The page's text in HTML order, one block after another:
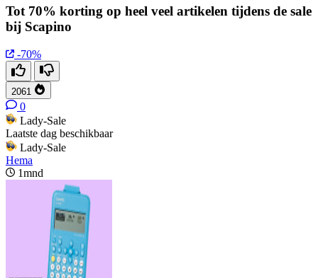
Tot 70% korting op heel veel artikelen tijdens de sale
bij Scapino
-70%
2061
0
Lady-Sale
Laatste dag beschikbaar
Lady-Sale
Hema
1mnd